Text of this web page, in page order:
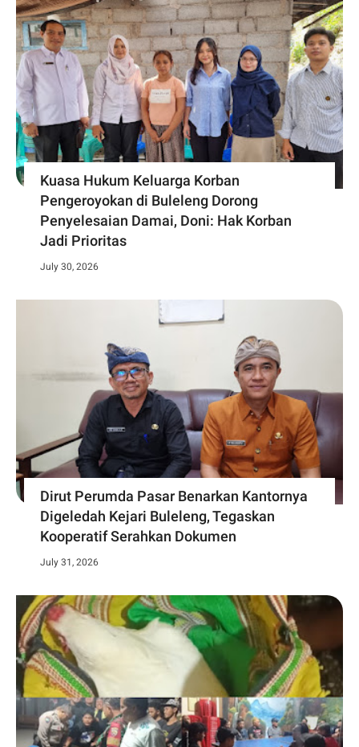
Kuasa Hukum Keluarga Korban
Pengeroyokan di Buleleng Dorong
Penyelesaian Damai, Doni: Hak Korban
Jadi Prioritas
July 30, 2026
Dirut Perumda Pasar Benarkan Kantornya
Digeledah Kejari Buleleng, Tegaskan
Kooperatif Serahkan Dokumen
July 31, 2026